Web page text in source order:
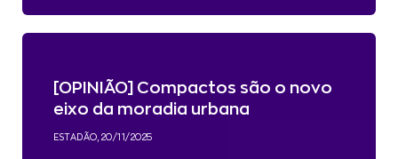
[OPINIÃO] Compactos são o novo
eixo da moradia urbana
ESTADÃO, 20/11/2025